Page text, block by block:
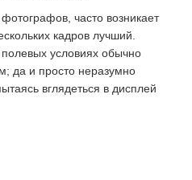
часто возникает
кадров лучший.
условиях обычно
да и просто неразумно
вглядеться в дисплей